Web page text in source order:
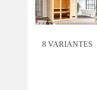
8 VARIANTES